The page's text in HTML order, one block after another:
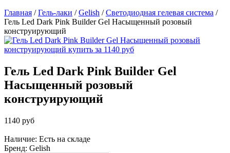
Главная /Гель-лаки /Gelish /Светодиодная гелевая система /
Гель Led Dark Pink Builder Gel Насыщенный розовый
конструирующий
Гель Led Dark Pink Builder Gel
Насыщенный розовый
конструирующий
1140 руб
Наличие: Есть на складе
Бренд: Gelish